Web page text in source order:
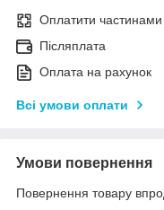
Оплатити частинами
Післяплата
Оплата на рахунок
Всі умови оплати
Умови повернення
Повернення товару